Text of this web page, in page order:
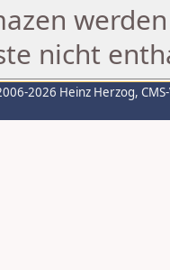
nicht
2026 Heinz Herzog,